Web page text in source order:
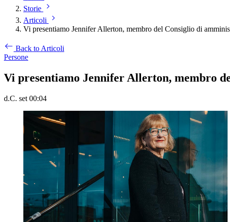
Storie
Articoli
Vi presentiamo Jennifer Allerton, membro del Consiglio di
Back to Articoli
Persone
Vi presentiamo Jennifer Allerton, membro
d.C. set 00:04